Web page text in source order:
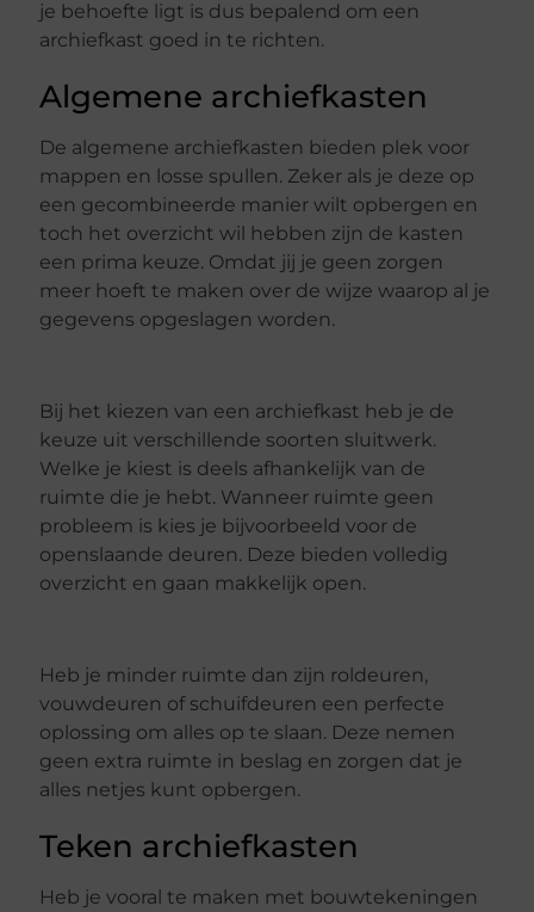
je behoefte ligt is dus bepalend om een
archiefkast goed in te richten.
Algemene archiefkasten
De algemene archiefkasten bieden plek voor
mappen en losse spullen. Zeker als je deze op
een gecombineerde manier wilt opbergen en
toch het overzicht wil hebben zijn de kasten
een prima keuze. Omdat jij je geen zorgen
meer hoeft te maken over de wijze waarop al je
gegevens opgeslagen worden.
Bij het kiezen van een archiefkast heb je de
keuze uit verschillende soorten sluitwerk.
Welke je kiest is deels afhankelijk van de
ruimte die je hebt. Wanneer ruimte geen
probleem is kies je bijvoorbeeld voor de
openslaande deuren. Deze bieden volledig
overzicht en gaan makkelijk open.
Heb je minder ruimte dan zijn roldeuren,
vouwdeuren of schuifdeuren een perfecte
oplossing om alles op te slaan. Deze nemen
geen extra ruimte in beslag en zorgen dat je
alles netjes kunt opbergen.
Teken archiefkasten
Heb je vooral te maken met bouwtekeningen